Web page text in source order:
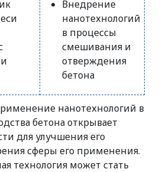
Внедрение
нанотехнологий
в процессы
смешивания и
отверждения
бетона
нанотехнологий в
бетона открывает
для улучшения его
сферы его применения.
технология может стать